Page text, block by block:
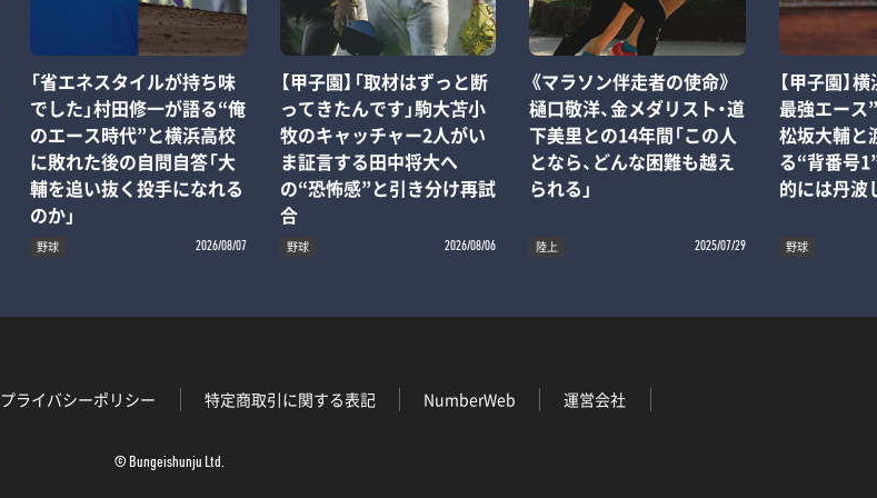
「省エネスタイルが持ち味
でした」村田修一が語る“俺
のエース時代”と横浜高校
に敗れた後の自問自答「大
輔を追い抜く投手になれる
のか」
野球 2026/08/07
【甲子園】「取材はずっと断
ってきたんです」駒大苫小
牧のキャッチャー2人がい
ま証言する田中将大へ
の“恐怖感”と引き分け再試
合
野球 2026/08/06
《マラソン伴走者の使命》
樋口敬洋、金メダリスト・道
下美里との14年間「この人
となら、どんな困難も越え
られる」
陸上 2025/07/29
【甲子園】
最強エー
松坂大輔と
る“背番号
的には丹波
野球
プライバシーポリシー 特定商取引に関する表記 NumberWeb 運営会社
© Bungeishunju Ltd.